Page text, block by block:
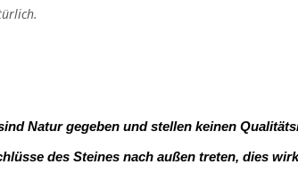
Natur gegeben und stellen keinen
des Steines nach außen treten, dies